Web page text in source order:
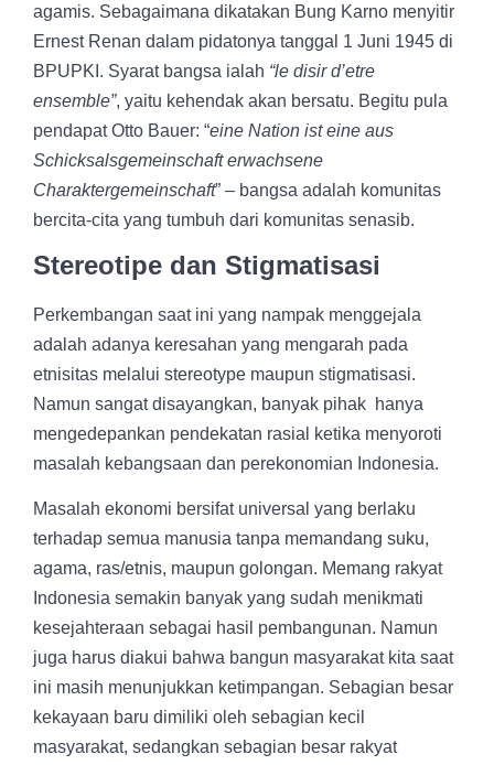
agamis. Sebagaimana dikatakan Bung Karno menyitir
Ernest Renan dalam pidatonya tanggal 1 Juni 1945 di
BPUPKI. Syarat bangsa ialah “le disir d’etre
ensemble”, yaitu kehendak akan bersatu. Begitu pula
pendapat Otto Bauer: “eine Nation ist eine aus
Schicksalsgemeinschaft erwachsene
Charaktergemeinschaft” – bangsa adalah komunitas
bercita-cita yang tumbuh dari komunitas senasib.
Stereotipe dan Stigmatisasi
Perkembangan saat ini yang nampak menggejala
adalah adanya keresahan yang mengarah pada
etnisitas melalui stereotype maupun stigmatisasi.
Namun sangat disayangkan, banyak pihak hanya
mengedepankan pendekatan rasial ketika menyoroti
masalah kebangsaan dan perekonomian Indonesia.
Masalah ekonomi bersifat universal yang berlaku
terhadap semua manusia tanpa memandang suku,
agama, ras/etnis, maupun golongan. Memang rakyat
Indonesia semakin banyak yang sudah menikmati
kesejahteraan sebagai hasil pembangunan. Namun
juga harus diakui bahwa bangun masyarakat kita saat
ini masih menunjukkan ketimpangan. Sebagian besar
kekayaan baru dimiliki oleh sebagian kecil
masyarakat, sedangkan sebagian besar rakyat